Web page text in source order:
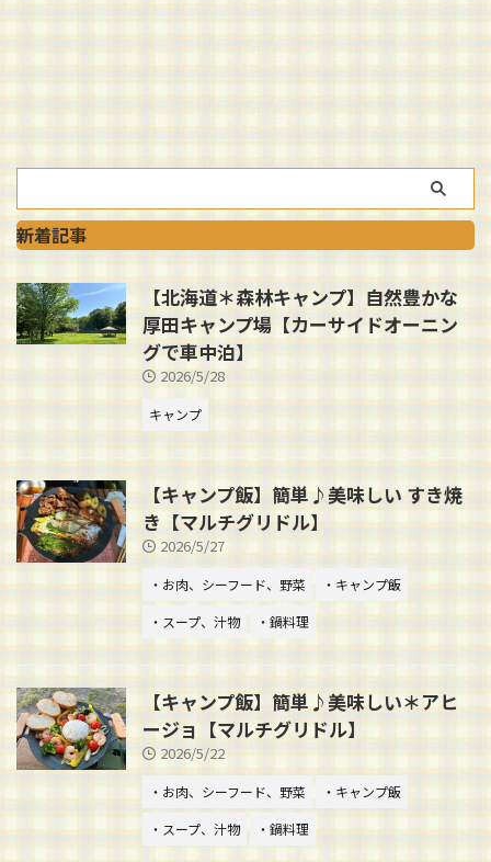
新着記事
【北海道＊森林キャンプ】自然豊かな
厚田キャンプ場【カーサイドオーニン
グで車中泊】
2026/5/28
キャンプ
【キャンプ飯】簡単♪美味しい すき焼
き【マルチグリドル】
2026/5/27
・お肉、シーフード、野菜
・キャンプ飯
・スープ、汁物
・鍋料理
【キャンプ飯】簡単♪美味しい＊アヒ
ージョ【マルチグリドル】
2026/5/22
・お肉、シーフード、野菜
・キャンプ飯
・スープ、汁物
・鍋料理